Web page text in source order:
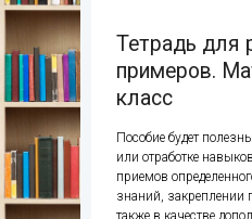
Тетрадь для
примеров.
класс
Пособие будет
или отработке
приемов
знаний, закреплении
также в качестве